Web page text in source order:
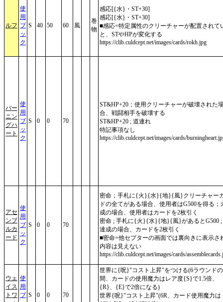
ルフ
使
用
ブ
ッ
ク
S 40 50 60 風
巻
物
感応[{水}・ST+30]
感応[{水}・ST+30]
■感応=特定属性のクリーチャーが配置されて
と、STやHPが変化する
https://clib.culdcept.net/images/cards/rokh.jpg
バー
ニン
グハ
ート
使
用
ブ
ッ
ク
S 0 0 70
ST&HP+20；使用クリーチャーが破壊された
合、戦闘相手を破壊する
ST&HP+20 ; 道連れ
特記事項なし
https://clib.culdcept.net/images/cards/
アセ
ンブ
ルカ
ード
使
用
ブ
ッ
ク
S 0 0 70
密命；手札に{火}{水}{地}{風}クリーチャー
ドの全てがある場合、使用者はG500を得る；
成の場合、使用者はカードを2枚引く
密命 ; 手札に{火}{水}{地}{風}があるとG500 ;
達成の場合、カードを2枚引く
■密命=他セプターの画面では裏向きに表示さ
内容は見えない
https://clib.culdcept.net/images/cards/
ウェ
イス
トワ
使
用
ブ S 0 0 70
世界に{呪}"コスト上昇"をつける(6ラウンドの
間、カードの使用魔力はレア度{S}で1.5倍、
{R}、{E}で2倍になる)
世界{呪}"コスト上昇"(6R、カード使用魔力は